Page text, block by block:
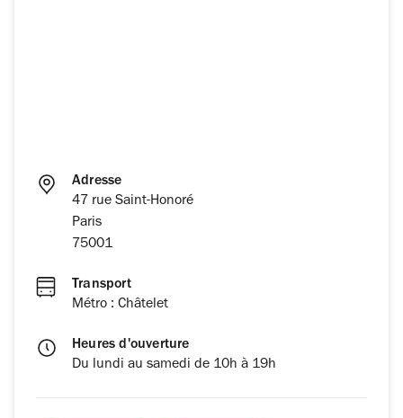
Adresse
47 rue Saint-Honoré
Paris
75001
Transport
Métro : Châtelet
Heures d'ouverture
Du lundi au samedi de 10h à 19h